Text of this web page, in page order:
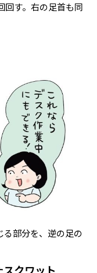
回す。右の足首も同
る部分を、逆の足の